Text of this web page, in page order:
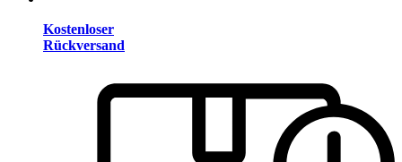
Kostenloser
Rückversand